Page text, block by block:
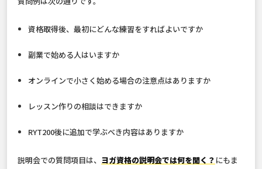
資格取得後、最初にどんな練習をすればよいですか
副業で始める人はいますか
オンラインで小さく始める場合の注意点はありますか
レッスン作りの相談はできますか
RYT200後に追加で学ぶべき内容はありますか
説明会での質問項目は、 ヨガ資格の説明会では何を聞く？ にもま